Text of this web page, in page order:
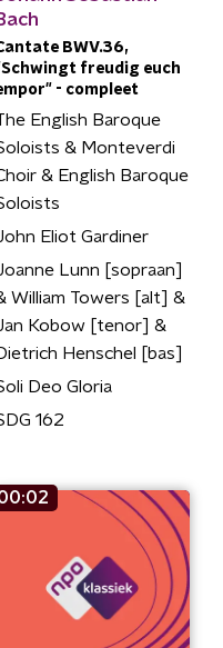
BWV.36,
freudig euch
- compleet
English Baroque
& Monteverdi
& English Baroque
Eliot Gardiner
Lunn [sopraan]
William Towers [alt] &
Kobow [tenor] &
Henschel [bas]
Deo Gloria
162